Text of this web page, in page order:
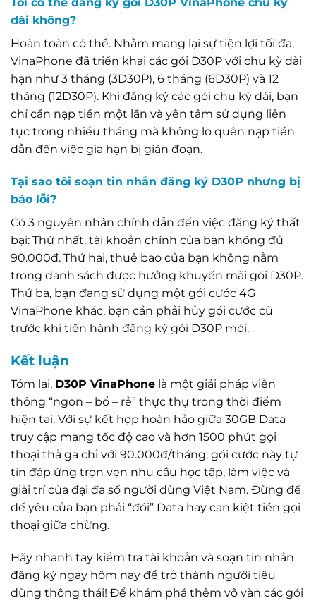
dài không?
Hoàn toàn có thể. Nhằm mang lại sự tiện lợi tối đa,
VinaPhone đã triển khai các gói D30P với chu kỳ dài
hạn như 3 tháng (3D30P), 6 tháng (6D30P) và 12
tháng (12D30P). Khi đăng ký các gói chu kỳ dài, bạn
chỉ cần nạp tiền một lần và yên tâm sử dụng liên
tục trong nhiều tháng mà không lo quên nạp tiền
dẫn đến việc gia hạn bị gián đoạn.
Tại sao tôi soạn tin nhắn đăng ký D30P nhưng bị
báo lỗi?
Có 3 nguyên nhân chính dẫn đến việc đăng ký thất
bại: Thứ nhất, tài khoản chính của bạn không đủ
90.000đ. Thứ hai, thuê bao của bạn không nằm
trong danh sách được hưởng khuyến mãi gói D30P.
Thứ ba, bạn đang sử dụng một gói cước 4G
VinaPhone khác, bạn cần phải hủy gói cước cũ
trước khi tiến hành đăng ký gói D30P mới.
Kết luận
Tóm lại, D30P VinaPhone là một giải pháp viễn
thông “ngon – bổ – rẻ” thực thụ trong thời điểm
hiện tại. Với sự kết hợp hoàn hảo giữa 30GB Data
truy cập mạng tốc độ cao và hơn 1500 phút gọi
thoại thả ga chỉ với 90.000đ/tháng, gói cước này tự
tin đáp ứng trọn vẹn nhu cầu học tập, làm việc và
giải trí của đại đa số người dùng Việt Nam. Đừng để
dế yêu của bạn phải “đói” Data hay cạn kiệt tiền gọi
thoại giữa chừng.
Hãy nhanh tay kiểm tra tài khoản và soạn tin nhắn
đăng ký ngay hôm nay để trở thành người tiêu
dùng thông thái! Để khám phá thêm vô vàn các gói